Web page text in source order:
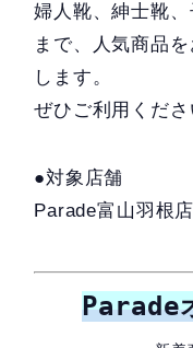
婦人靴、紳士靴
まで、人気商品
します。
ぜひご利用くださ
●対象店舗
Parade富山羽根店
Parade